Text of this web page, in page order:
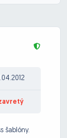
šablóny.